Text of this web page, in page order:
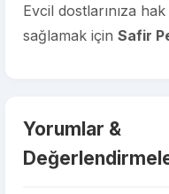
Evcil dostlarınıza
sağlamak için Safir
Yorumlar &